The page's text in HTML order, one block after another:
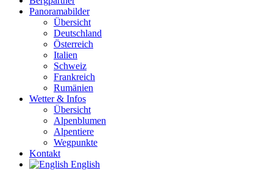
Panoramabilder
Übersicht
Deutschland
Österreich
Italien
Schweiz
Frankreich
Rumänien
Wetter & Infos
Übersicht
Alpenblumen
Alpentiere
Wegpunkte
Kontakt
English